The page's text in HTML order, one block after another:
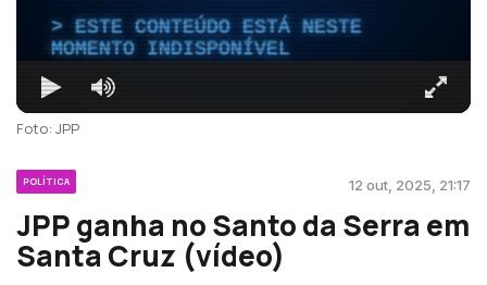
ESTE CONTEÚDO ESTÁ NESTE
MOMENTO INDISPONÍVEL
Foto: JPP
POLÍTICA 12 out, 2025, 21:17
JPP ganha no Santo da Serra em
Santa Cruz (vídeo)